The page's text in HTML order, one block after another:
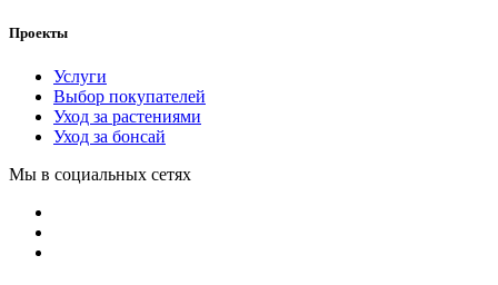
Проекты
Услуги
Выбор покупателей
Уход за растениями
Уход за бонсай
Мы в социальных сетях